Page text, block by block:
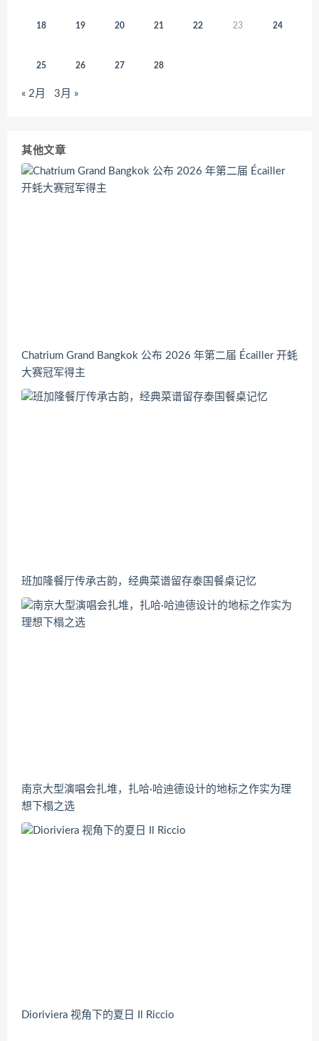
18 19 20 21 22 23 24
25 26 27 28
« 2月 3月 »
其他文章
Chatrium Grand Bangkok 公布 2026 年第二届 Écailler 开蚝
大赛冠军得主
班加隆餐厅传承古韵，经典菜谱留存泰国餐桌记忆
南京大型演唱会扎堆，扎哈·哈迪德设计的地标之作实为理
想下榻之选
Dioriviera 视角下的夏日 Il Riccio